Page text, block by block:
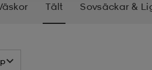
Tält Sovsäckar &